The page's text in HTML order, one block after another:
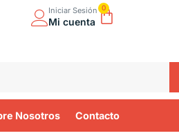
Iniciar Sesión
Mi cuenta
0
Nosotros Contacto